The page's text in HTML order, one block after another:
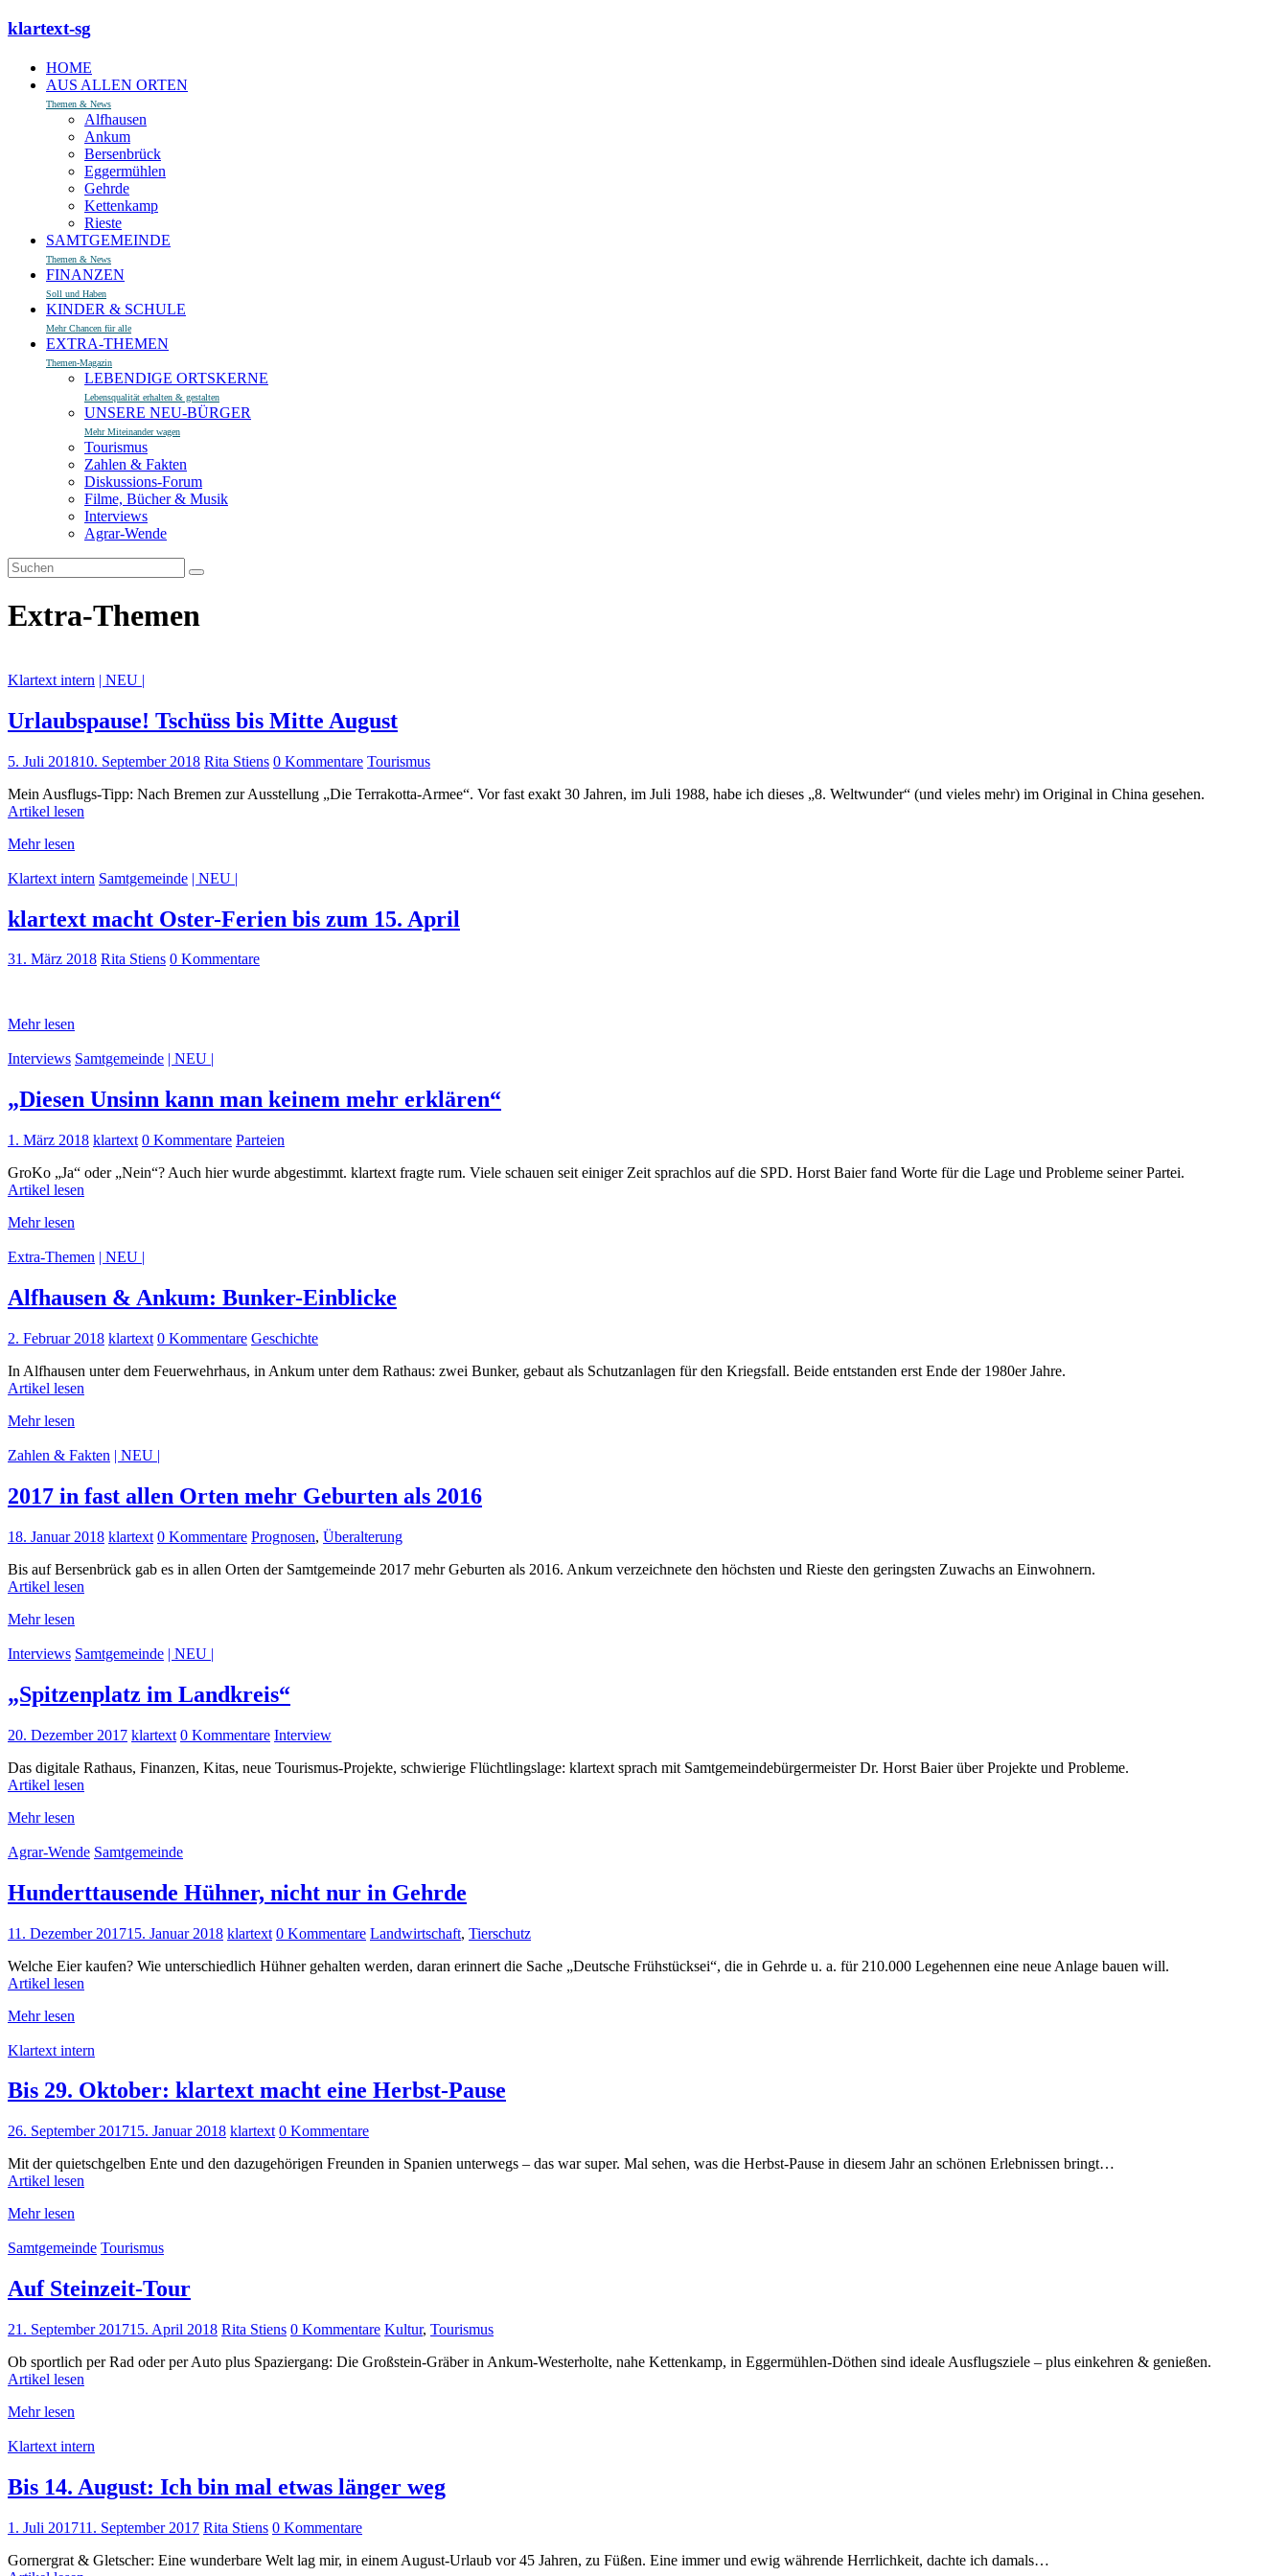
klartext-sg
HOME
AUS ALLEN ORTEN
Themen & News
Alfhausen
Ankum
Bersenbrück
Eggermühlen
Gehrde
Kettenkamp
Rieste
SAMTGEMEINDE
Themen & News
FINANZEN
Soll und Haben
KINDER & SCHULE
Mehr Chancen für alle
EXTRA-THEMEN
Themen-Magazin
LEBENDIGE ORTSKERNE
Lebensqualität erhalten & gestalten
UNSERE NEU-BÜRGER
Mehr Miteinander wagen
Tourismus
Zahlen & Fakten
Diskussions-Forum
Filme, Bücher & Musik
Interviews
Agrar-Wende
Extra-Themen
Klartext intern | NEU |
Urlaubspause! Tschüss bis Mitte August
5. Juli 201810. September 2018 Rita Stiens 0 Kommentare Tourismus
Mein Ausflugs-Tipp: Nach Bremen zur Ausstellung „Die Terrakotta-Armee“. Vor fast exakt 30 Jahren, im Juli 1988, habe ich dieses „8. Weltwunder“ (und vieles mehr) im Original in China gesehen.
Artikel lesen
Mehr lesen
Klartext intern Samtgemeinde | NEU |
klartext macht Oster-Ferien bis zum 15. April
31. März 2018 Rita Stiens 0 Kommentare
Mehr lesen
Interviews Samtgemeinde | NEU |
„Diesen Unsinn kann man keinem mehr erklären“
1. März 2018 klartext 0 Kommentare Parteien
GroKo „Ja“ oder „Nein“? Auch hier wurde abgestimmt. klartext fragte rum. Viele schauen seit einiger Zeit sprachlos auf die SPD. Horst Baier fand Worte für die Lage und Probleme seiner Partei.
Artikel lesen
Mehr lesen
Extra-Themen | NEU |
Alfhausen & Ankum: Bunker-Einblicke
2. Februar 2018 klartext 0 Kommentare Geschichte
In Alfhausen unter dem Feuerwehrhaus, in Ankum unter dem Rathaus: zwei Bunker, gebaut als Schutzanlagen für den Kriegsfall. Beide entstanden erst Ende der 1980er Jahre.
Artikel lesen
Mehr lesen
Zahlen & Fakten | NEU |
2017 in fast allen Orten mehr Geburten als 2016
18. Januar 2018 klartext 0 Kommentare Prognosen, Überalterung
Bis auf Bersenbrück gab es in allen Orten der Samtgemeinde 2017 mehr Geburten als 2016. Ankum verzeichnete den höchsten und Rieste den geringsten Zuwachs an Einwohnern.
Artikel lesen
Mehr lesen
Interviews Samtgemeinde | NEU |
„Spitzenplatz im Landkreis“
20. Dezember 2017 klartext 0 Kommentare Interview
Das digitale Rathaus, Finanzen, Kitas, neue Tourismus-Projekte, schwierige Flüchtlingslage: klartext sprach mit Samtgemeindebürgermeister Dr. Horst Baier über Projekte und Probleme.
Artikel lesen
Mehr lesen
Agrar-Wende Samtgemeinde
Hunderttausende Hühner, nicht nur in Gehrde
11. Dezember 201715. Januar 2018 klartext 0 Kommentare Landwirtschaft, Tierschutz
Welche Eier kaufen? Wie unterschiedlich Hühner gehalten werden, daran erinnert die Sache „Deutsche Frühstücksei“, die in Gehrde u. a. für 210.000 Legehennen eine neue Anlage bauen will.
Artikel lesen
Mehr lesen
Klartext intern
Bis 29. Oktober: klartext macht eine Herbst-Pause
26. September 201715. Januar 2018 klartext 0 Kommentare
Mit der quietschgelben Ente und den dazugehörigen Freunden in Spanien unterwegs – das war super. Mal sehen, was die Herbst-Pause in diesem Jahr an schönen Erlebnissen bringt…
Artikel lesen
Mehr lesen
Samtgemeinde Tourismus
Auf Steinzeit-Tour
21. September 201715. April 2018 Rita Stiens 0 Kommentare Kultur, Tourismus
Ob sportlich per Rad oder per Auto plus Spaziergang: Die Großstein-Gräber in Ankum-Westerholte, nahe Kettenkamp, in Eggermühlen-Döthen sind ideale Ausflugsziele – plus einkehren & genießen.
Artikel lesen
Mehr lesen
Klartext intern
Bis 14. August: Ich bin mal etwas länger weg
1. Juli 201711. September 2017 Rita Stiens 0 Kommentare
Gornergrat & Gletscher: Eine wunderbare Welt lag mir, in einem August-Urlaub vor 45 Jahren, zu Füßen. Eine immer und ewig währende Herrlichkeit, dachte ich damals…